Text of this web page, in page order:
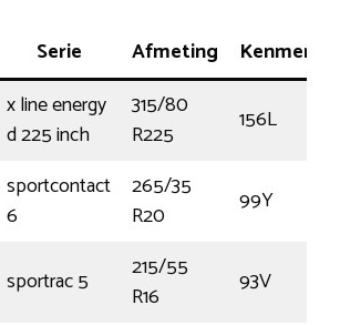
Serie Afmeting Kenmerk
x line energy
d 225 inch
315/80
R225
156L
sportcontact
6
265/35
R20
99Y
sportrac 5
215/55
R16
93V